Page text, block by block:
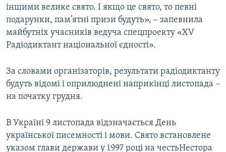
іншими велике свято. І якщо це свято, то певні
подарунки, пам’ятні призи будуть», – запевнила
майбутніх учасників ведуча спецпроекту «XV
Радіодиктант національної єдності».
За словами організаторів, результати радіодиктанту
будуть відомі і оприлюднені наприкінці листопада –
на початку грудня.
В Україні 9 листопада відзначається День
української писемності і мови. Свято встановлене
указом глави держави у 1997 році на честьНестора